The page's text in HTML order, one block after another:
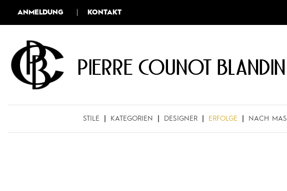
ANMELDUNG KONTAKT
Pierre COUNOT BLANDIN
STILE KATEGORIEN DESIGNER ERFOLGE NACH MASS